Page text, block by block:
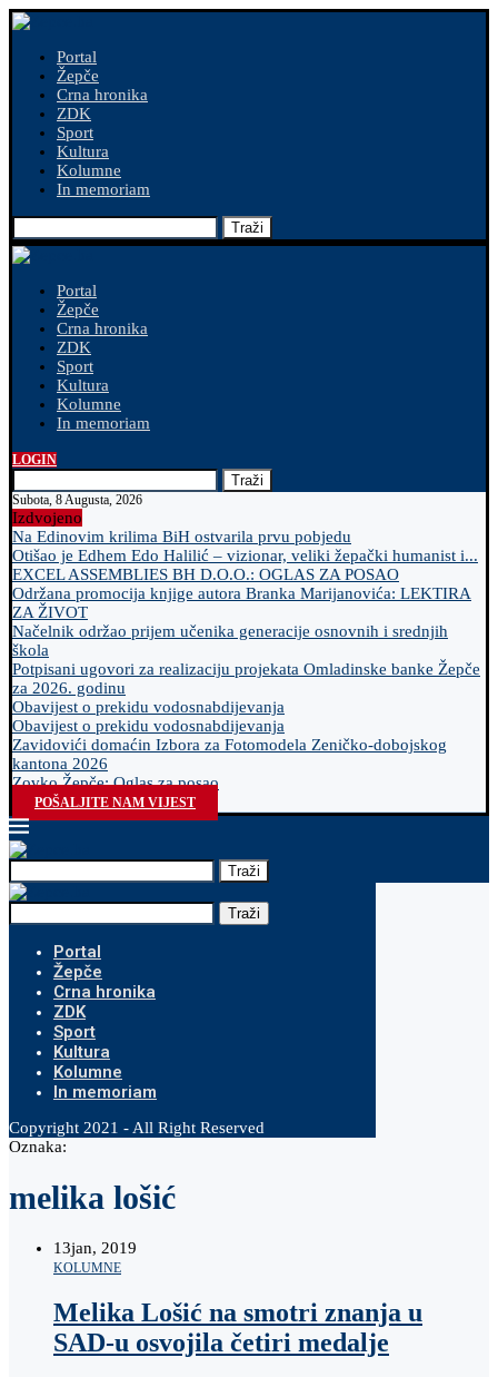
Portal
Žepče
Crna hronika
ZDK
Sport
Kultura
Kolumne
In memoriam
Traži
Portal
Žepče
Crna hronika
ZDK
Sport
Kultura
Kolumne
In memoriam
LOGIN
Traži
Subota, 8 Augusta, 2026
Izdvojeno
Na Edinovim krilima BiH ostvarila prvu pobjedu
Otišao je Edhem Edo Halilić – vizionar, veliki žepački humanist i...
EXCEL ASSEMBLIES BH D.O.O.: OGLAS ZA POSAO
Održana promocija knjige autora Branka Marijanovića: LEKTIRA
ZA ŽIVOT
Načelnik održao prijem učenika generacije osnovnih i srednjih
škola
Potpisani ugovori za realizaciju projekata Omladinske banke Žepče
za 2026. godinu
Obavijest o prekidu vodosnabdijevanja
Obavijest o prekidu vodosnabdijevanja
Zavidovići domaćin Izbora za Fotomodela Zeničko-dobojskog
kantona 2026
Zovko Žepče: Oglas za posao
POŠALJITE NAM VIJEST
Traži
Traži
Portal
Žepče
Crna hronika
ZDK
Sport
Kultura
Kolumne
In memoriam
Copyright 2021 - All Right Reserved
Oznaka:
melika lošić
13jan, 2019
KOLUMNE
Melika Lošić na smotri znanja u
SAD-u osvojila četiri medalje